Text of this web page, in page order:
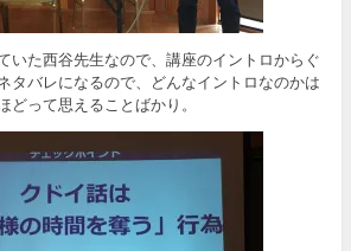
いた西谷先生なので、講座のイントロからぐ
タバレになるので、どんなイントロなのかは
って思えることばかり。